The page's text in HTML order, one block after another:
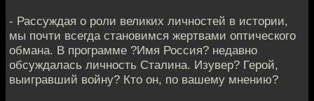
- Рассуждая о роли великих личностей в истории,
мы почти всегда становимся жертвами оптического
обмана. В программе ?Имя Россия? недавно
обсуждалась личность Сталина. Изувер? Герой,
выигравший войну? Кто он, по вашему мнению?